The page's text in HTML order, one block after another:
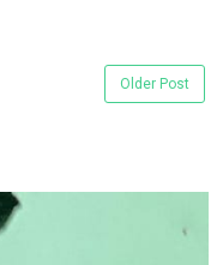
Older Post